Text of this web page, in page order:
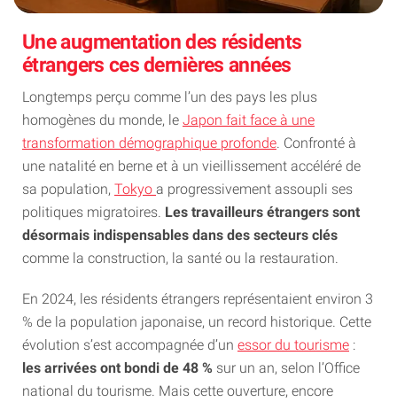
Une augmentation des résidents
étrangers ces dernières années
Longtemps perçu comme l’un des pays les plus
homogènes du monde, le Japon fait face à une
transformation démographique profonde. Confronté à
une natalité en berne et à un vieillissement accéléré de
sa population, Tokyo a progressivement assoupli ses
politiques migratoires. Les travailleurs étrangers sont
désormais indispensables dans des secteurs clés
comme la construction, la santé ou la restauration.
En 2024, les résidents étrangers représentaient environ 3
% de la population japonaise, un record historique. Cette
évolution s’est accompagnée d’un essor du tourisme :
les arrivées ont bondi de 48 % sur un an, selon l’Office
national du tourisme. Mais cette ouverture, encore